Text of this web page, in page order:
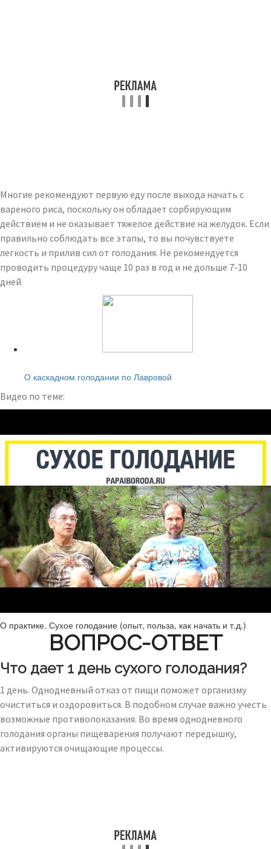
Многие рекомендуют первую еду после выхода начать с
вареного риса, поскольку он обладает сорбирующим
действием и не оказывает тяжелое действие на желудок. Если
правильно соблюдать все этапы, то вы почувствуете
легкость и прилив сил от голодания. Не рекомендуется
проводить процедуру чаще 10 раз в год и не дольше 7-10
дней.
О каскадном голодании по Лавровой
Видео по теме:
О практике. Сухое голодание (опыт, польза, как начать и т.д.)
ВОПРОС-ОТВЕТ
Что дает 1 день сухого голодания?
1 день. Однодневный отказ от пищи поможет организму
очиститься и оздоровиться. В подобном случае важно учесть
возможные противопоказания. Во время однодневного
голодания органы пищеварения получают передышку,
активируются очищающие процессы.